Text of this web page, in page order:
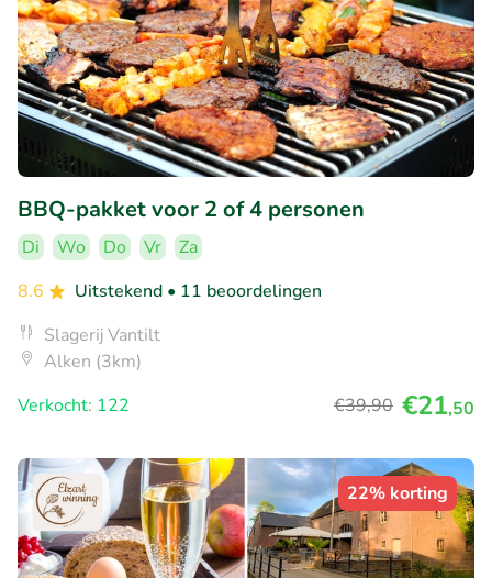
BBQ-pakket voor 2 of 4 personen
Di Wo Do Vr
Za
8.6
Uitstekend • 11 beoordelingen
Slagerij Vantilt
Alken (3km)
Verkocht: 122
€39,90 €21,50
22% korting